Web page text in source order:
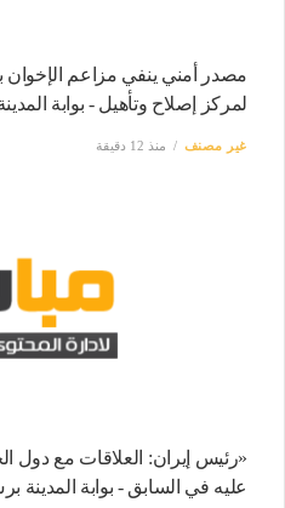
مصدر أمني ينفي مزاعم الإخوان
لمركز إصلاح وتأهيل - بوابة
غير مصنف منذ 12 دقيقة
«رئيس إيران: العلاقات مع دول
عليه في السابق - بوابة المدينة